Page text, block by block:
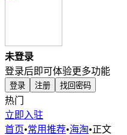
未登录
登录后即可体验更多功能
登录 注册 找回密码
热门
立即入驻
首页•常用推荐•海淘•正文